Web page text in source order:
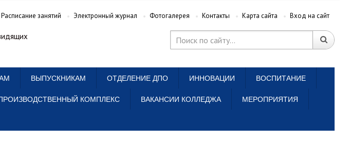
Расписание занятий Электронный журнал Фотогалерея Контакты Карта сайта Вход на сайт
ВЫПУСКНИКАМ ОТДЕЛЕНИЕ ДПО ИННОВАЦИИ ВОСПИТАНИЕ
КОМПЛЕКС ВАКАНСИИ КОЛЛЕДЖА МЕРОПРИЯТИЯ